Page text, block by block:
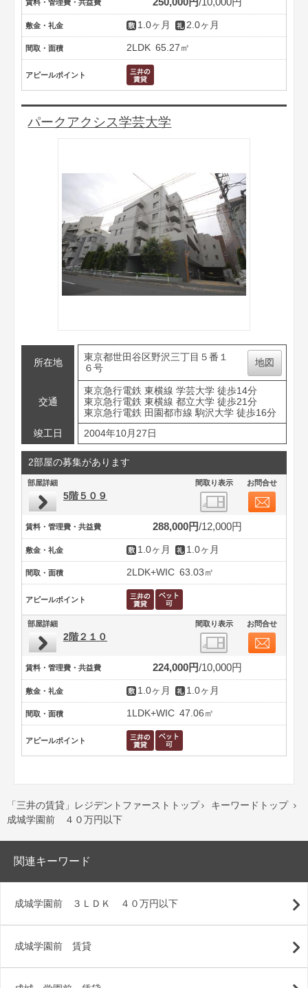
賃料・管理費・共益費
敷金・礼金 1.0ヶ月 2.0ヶ月
間取・面積 2LDK 65.27㎡
アピールポイント
パークアクシス学芸大学
所在地
東京都世田谷区野沢三丁目５番１
６号
地図
交通
東京急行電鉄 東横線 学芸大学 徒歩14分
東京急行電鉄 東横線 都立大学 徒歩21分
東京急行電鉄 田園都市線 駒沢大学 徒歩16分
竣工日
2004年10月27日
2部屋の募集があります
部屋詳細 間取り表示 お問合せ
5階５０９
賃料・管理費・共益費 288,000円 12,000円
敷金・礼金 1.0ヶ月 1.0ヶ月
間取・面積 2LDK+WIC 63.03㎡
アピールポイント
部屋詳細 間取り表示 お問合せ
2階２１０
賃料・管理費・共益費 224,000円 10,000円
敷金・礼金 1.0ヶ月 1.0ヶ月
間取・面積 1LDK+WIC 47.06㎡
アピールポイント
「三井の賃貸」レジデントファーストトップ  キーワードトップ 
成城学園前 ４０万円以下
関連キーワード
成城学園前 ３ＬＤＫ ４０万円以下
成城学園前 賃貸